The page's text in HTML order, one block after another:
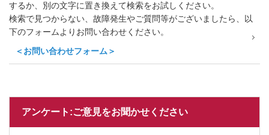
するか、別の文字に置き換えて検索をお試しください。
検索で見つからない、故障発生やご質問等がございましたら、以
下のフォームよりお問い合わせください。
＜お問い合わせフォーム＞
アンケート:ご意見をお聞かせください